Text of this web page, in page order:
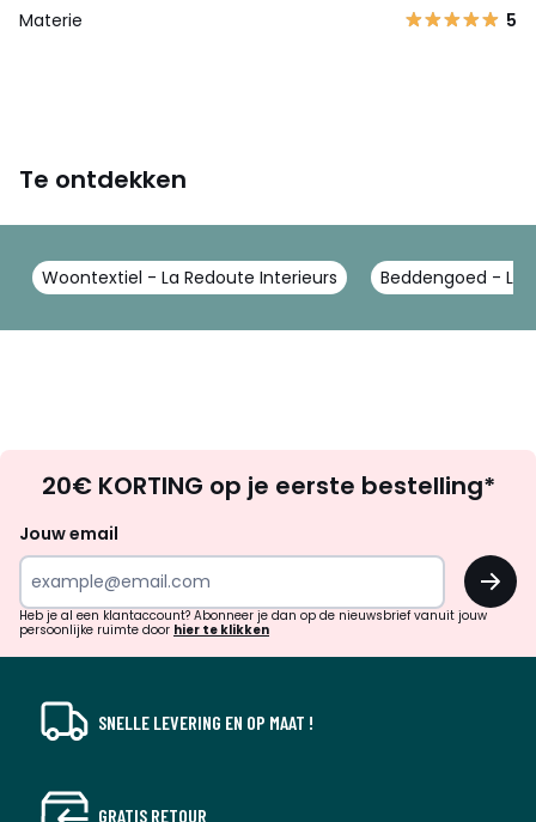
Materie 5
Te ontdekken
Woontextiel - La Redoute Interieurs Beddengoed - La
zoek
inspiratie
verrassingen?
20€ KORTING op je eerste bestelling*
Jouw email
OK
Heb je al een klantaccount? Abonneer je dan op de nieuwsbrief vanuit jouw
persoonlijke ruimte door hier te klikken
SNELLE LEVERING EN OP MAAT !
GRATIS RETOUR